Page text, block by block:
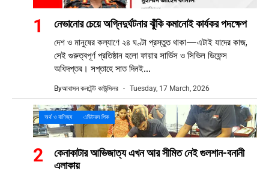
নেভানোর চেয়ে অগ্নিদুর্ঘটনার ঝুঁকি কমানোই কার্যকর পদক্ষেপ
দেশ ও মানুষের কল্যাণে ২৪ ঘণ্টা প্রস্তুত থাকা—এটাই যাদের কাজ,
সেই গুরুত্বপূর্ণ প্রতিষ্ঠান হলো ফায়ার সার্ভিস ও সিভিল ডিফেন্স
অধিদপ্তর। সপ্তাহে সাত দিনই...
Byআবাসন কনটেন্ট কাউন্সিলর Tuesday, 17 March, 2026
অর্থ ও বাণিজ্য এডিটরস পিক
কেনাকাটার আভিজাত্য এখন আর সীমিত নেই গুলশান-বনানী
এলাকায়